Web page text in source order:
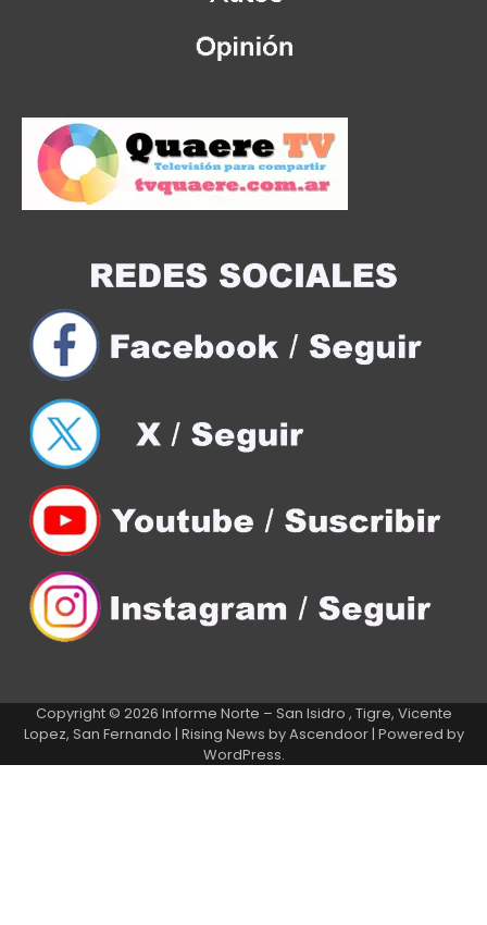
Copyright © 2026 Informe Norte – San Isidro , Tigre, Vicente
Lopez, San Fernando | Rising News byAscendoor| Powered by
WordPress.